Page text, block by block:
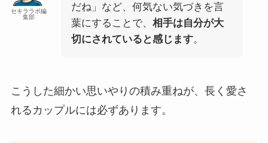
セキララボ編
集部
だね」など、何気ない気づきを言
葉にすることで、 相手は自分が大
切にされていると感じます。
こうした細かい思いやりの積み重ねが、長く愛さ
れるカップルには必ずあります。